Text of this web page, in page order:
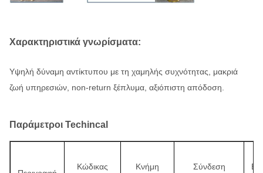
Χαρακτηριστικά γνωρίσματα:
Υψηλή δύναμη αντίκτυπου με τη χαμηλής συχνότητας, μακριά
ζωή υπηρεσιών, non-return ξέπλυμα, αξιόπιστη απόδοση.
Παράμετροι Techincal
Κώδικας
Κνήμη
Σύνδεση